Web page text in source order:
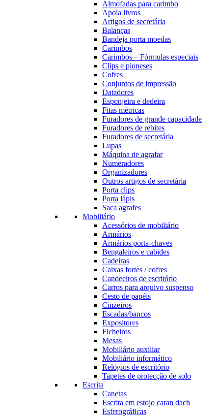
Almofadas para carimbo
Apoia livros
Artigos de secretária
Balanças
Bandeja porta moedas
Carimbos
Carimbos – Fórmulas especiais
Clips e pioneses
Cofres
Conjuntos de impressão
Datadores
Esponjeira e dedeira
Fitas métricas
Furadores de grande capacidade
Furadores de rebites
Furadores de secretária
Lupas
Máquina de agrafar
Numeradores
Organizadores
Outros artigos de secretária
Porta clips
Porta lápis
Saca agrafes
Mobiliário
Acessórios de mobiliário
Armários
Armários porta-chaves
Bengaleiros e cabides
Cadeiras
Caixas fortes / cofres
Candeeiros de escritório
Carros para arquivo suspenso
Cesto de papéis
Cinzeiros
Escadas/bancos
Expositores
Ficheiros
Mesas
Mobiliário auxiliar
Mobiliário informático
Relógios de escritório
Tapetes de protecção de solo
Escrita
Canetas
Escrita em estojo caran dach
Esferográficas